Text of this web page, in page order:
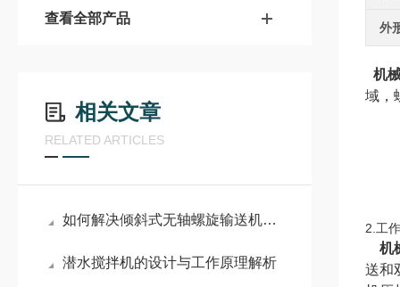
查看全部产品
相关文章
RELATED ARTICLES
如何解决倾斜式无轴螺旋输送机的常见故障
潜水搅拌机的设计与工作原理解析
外
机
域，
2.工
机
送和